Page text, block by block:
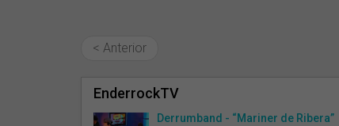
< Anterior
EnderrockTV
Derrumband - “Mariner de Ribera”